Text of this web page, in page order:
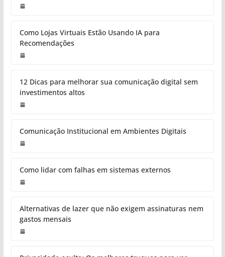
Como Lojas Virtuais Estão Usando IA para
Recomendações
12 Dicas para melhorar sua comunicação digital sem
investimentos altos
Comunicação Institucional em Ambientes Digitais
Como lidar com falhas em sistemas externos
Alternativas de lazer que não exigem assinaturas nem
gastos mensais